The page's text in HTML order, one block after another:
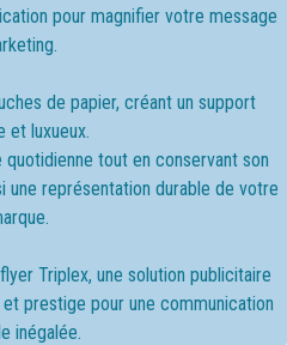
pour magnifier votre message
de papier, créant un support
et luxueux.
tout en conservant son
une représentation durable de votre
Triplex, une solution publicitaire
prestige pour une communication
inégalée.